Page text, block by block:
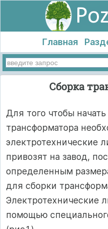
Главная
Сборка
Для того чтобы
трансформатора
электротехнические
привозят на завод,
определенным
для сборки
Электротехнические
помощью